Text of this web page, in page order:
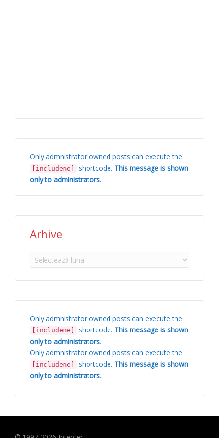
Only admnistrator owned posts can execute the
[includeme] shortcode. This message is shown
only to administrators.
Arhive
Arhive
Only admnistrator owned posts can execute the
[includeme] shortcode. This message is shown
only to administrators.
Only admnistrator owned posts can execute the
[includeme] shortcode. This message is shown
only to administrators.